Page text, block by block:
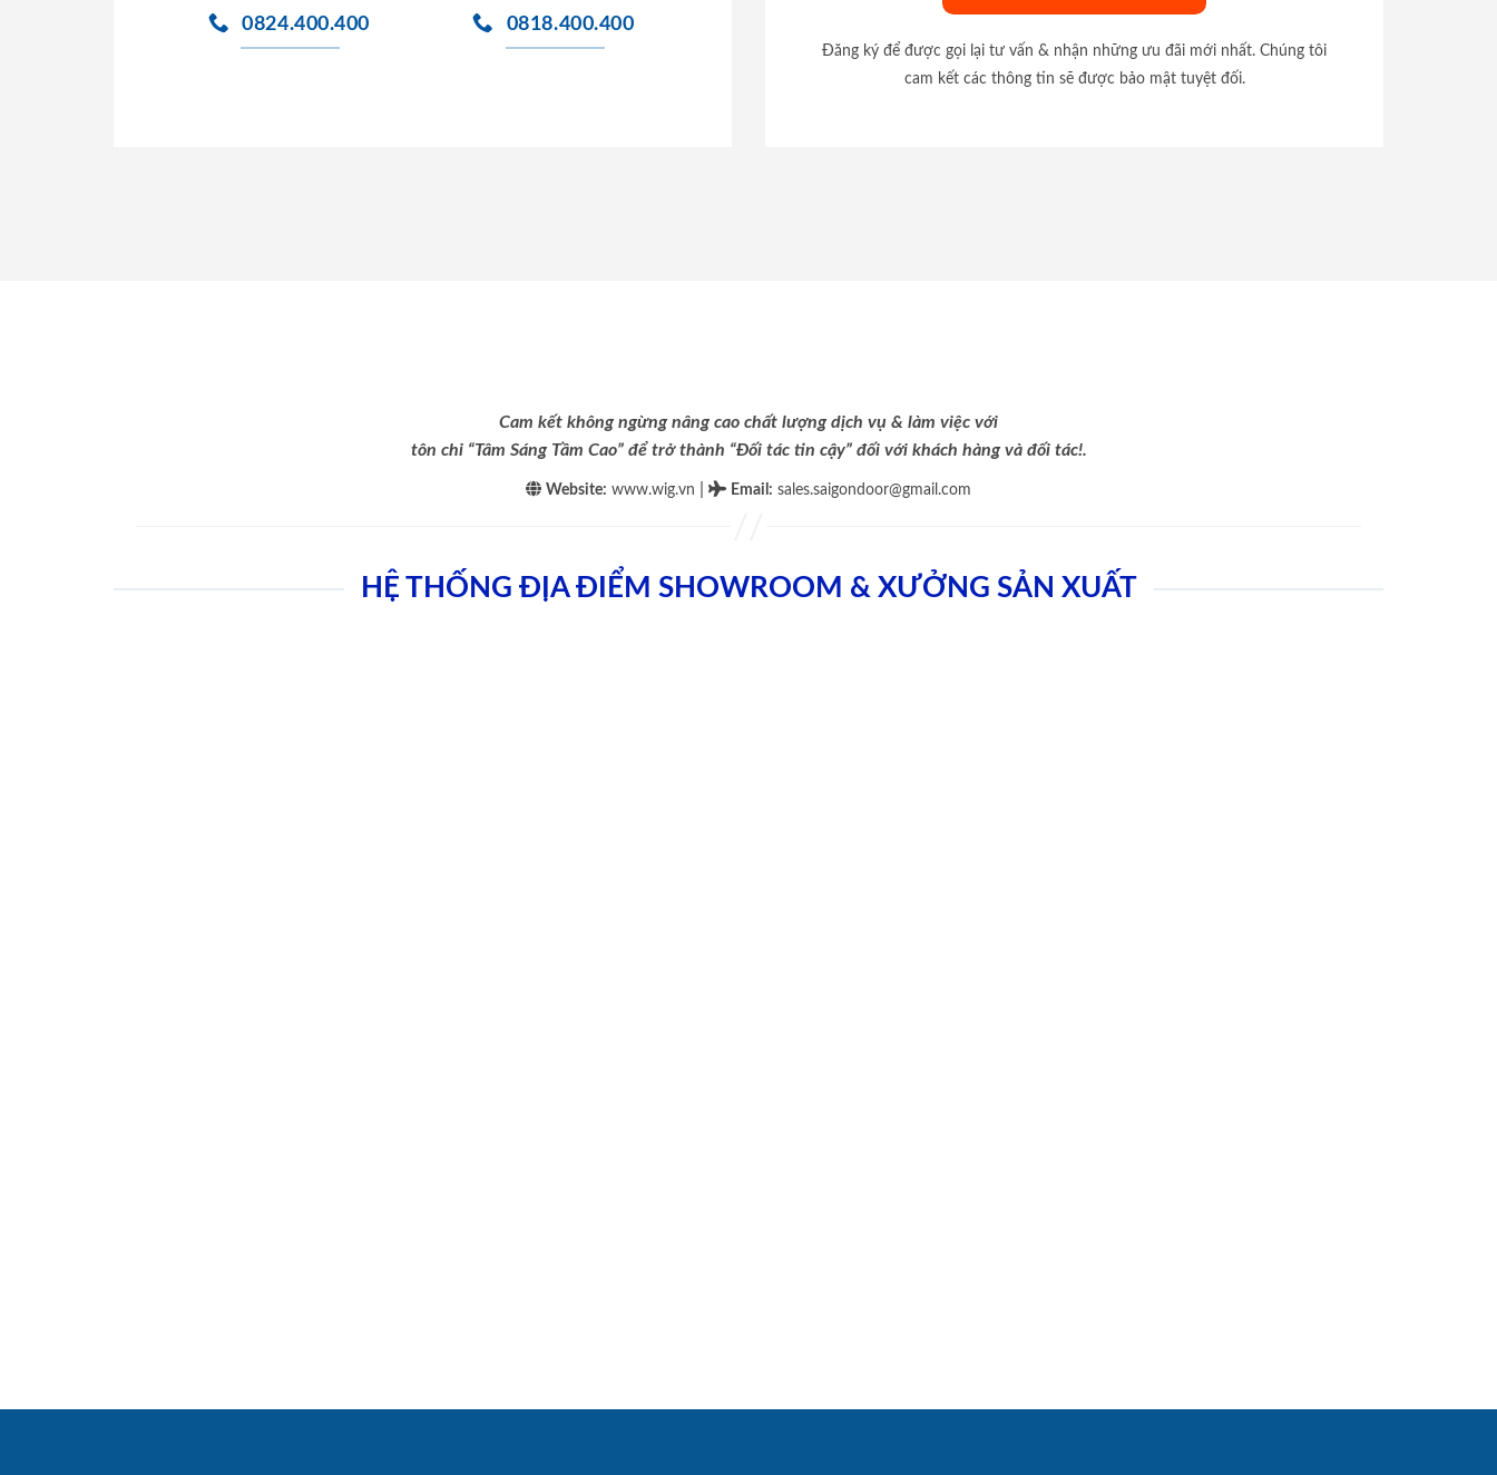
0824.400.400 0818.400.400
Đăng ký để được gọi lại tư vấn & nhận những ưu đãi mới nhất. Chúng tôi
cam kết các thông tin sẽ được bảo mật tuyệt đối.
Cam kết không ngừng nâng cao chất lượng dịch vụ & làm việc với
tôn chỉ “Tâm Sáng Tầm Cao” để trở thành “Đối tác tin cậy” đối với khách hàng và đối tác!.
Website: www.wig.vn Email : sales.saigondoor@gmail.com
HỆ THỐNG ĐỊA ĐIỂM SHOWROOM & XƯỞNG SẢN XUẤT